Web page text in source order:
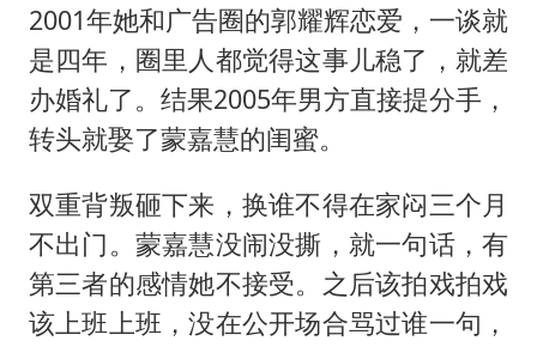
2001年她和广告圈的郭耀辉恋爱，一谈就
是四年，圈里人都觉得这事儿稳了，就差
办婚礼了。结果2005年男方直接提分手，
转头就娶了蒙嘉慧的闺蜜。
双重背叛砸下来，换谁不得在家闷三个月
不出门。蒙嘉慧没闹没撕，就一句话，有
第三者的感情她不接受。之后该拍戏拍戏
该上班上班，没在公开场合骂过谁一句，